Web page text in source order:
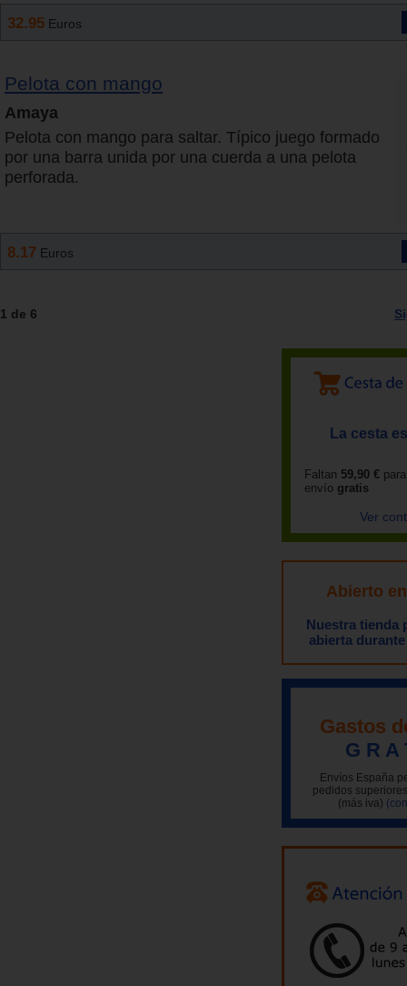
32.95 Euros
Pelota con mango
Amaya
Pelota con mango para saltar. Típico juego formado
por una barra unida por una cuerda a una pelota
perforada.
8.17 Euros
1 de 6
La cesta
Faltan 59,90 €
envío gratis
Ver
Abierto
Nuestra tienda
abierta
Gastos
G R A
Envíos España
pedidos
(más iva)